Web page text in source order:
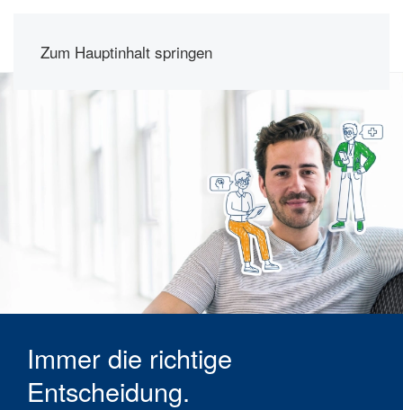
Zum Hauptinhalt springen
Immer die richtige
Entscheidung.